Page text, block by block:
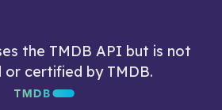
the TMDB API but is not
or certified by TMDB.